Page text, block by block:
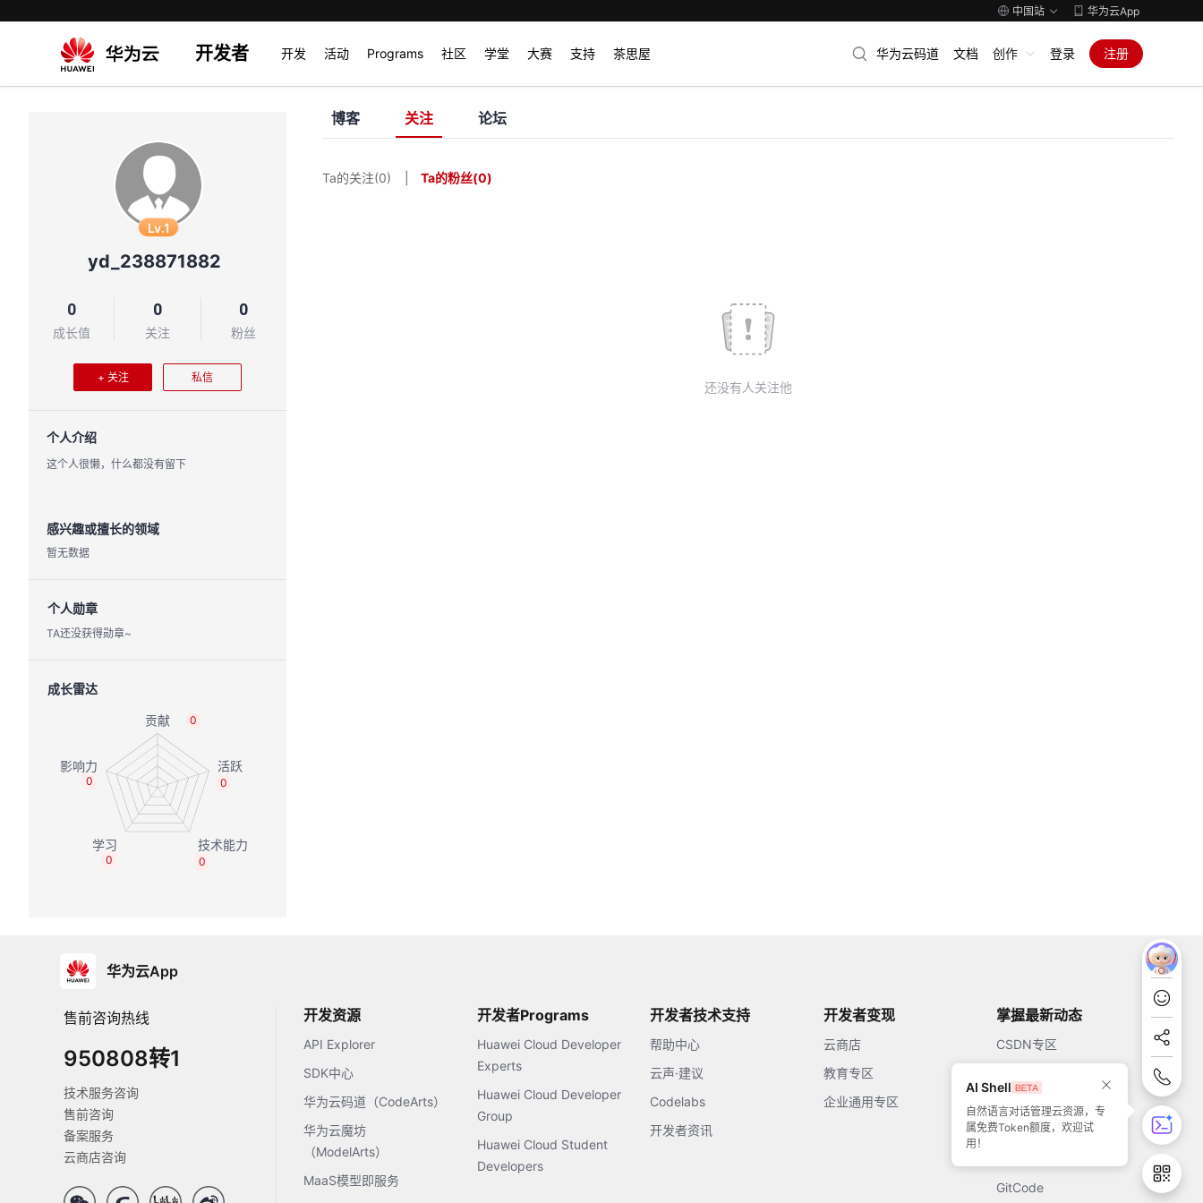
中国站 华为云App
开发者 开发 活动 Programs 社区 学堂 大赛 支持 茶思屋 华为云码道 文档 创作 登录 注册
Lv.1
yd_238871882
0
成长值
0
关注
0
粉丝
+ 关注 私信
个人介绍
这个人很懒，什么都没有留下
感兴趣或擅长的领域
暂无数据
个人勋章
TA还没获得勋章~
成长雷达
0
0
0
0
0
博客 关注 论坛
Ta的关注(0) Ta的粉丝(0)
还没有人关注他
华为云App
售前咨询热线
950808转1
技术服务咨询
售前咨询
备案服务
云商店咨询
开发资源
API Explorer
SDK中心
华为云码道（CodeArts）
华为云魔坊
（ModelArts）
MaaS模型即服务
开发者Programs
Huawei Cloud Developer
Experts
Huawei Cloud Developer
Group
Huawei Cloud Student
Developers
开发者技术支持
帮助中心
云声·建议
Codelabs
开发者资讯
开发者变现
云商店
教育专区
企业通用专区
掌握最新动态
CSDN专区
51CTO
GitCode
AI Shell
自然语言对话管理云资源，专
属免费Token额度，欢迎试
用！